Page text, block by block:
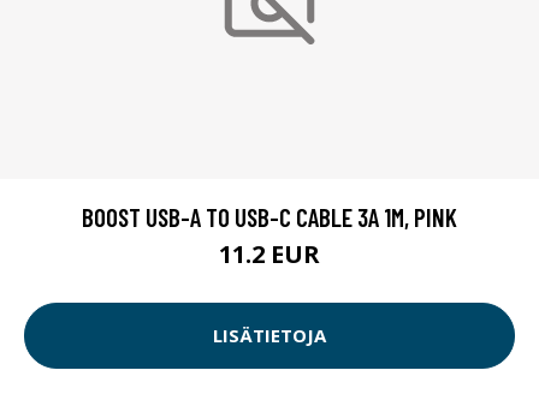
BOOST USB-A TO USB-C CABLE 3A 1M, PINK
11.2 EUR
LISÄTIETOJA